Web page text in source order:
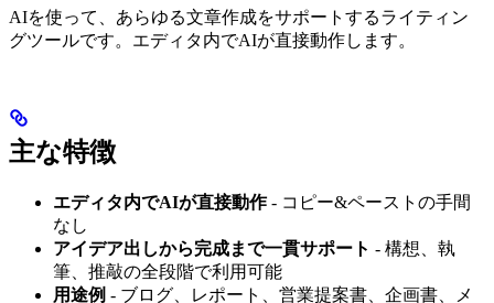
AIを使って、あらゆる文章作成をサポートするライティン
グツールです。エディタ内でAIが直接動作します。
主な特徴
エディタ内でAIが直接動作- コピー&ペーストの手間
なし
アイデア出しから完成まで一貫サポート - 構想、執
筆、推敲の全段階で利用可能
用途例 - ブログ、レポート、営業提案書、企画書、メ